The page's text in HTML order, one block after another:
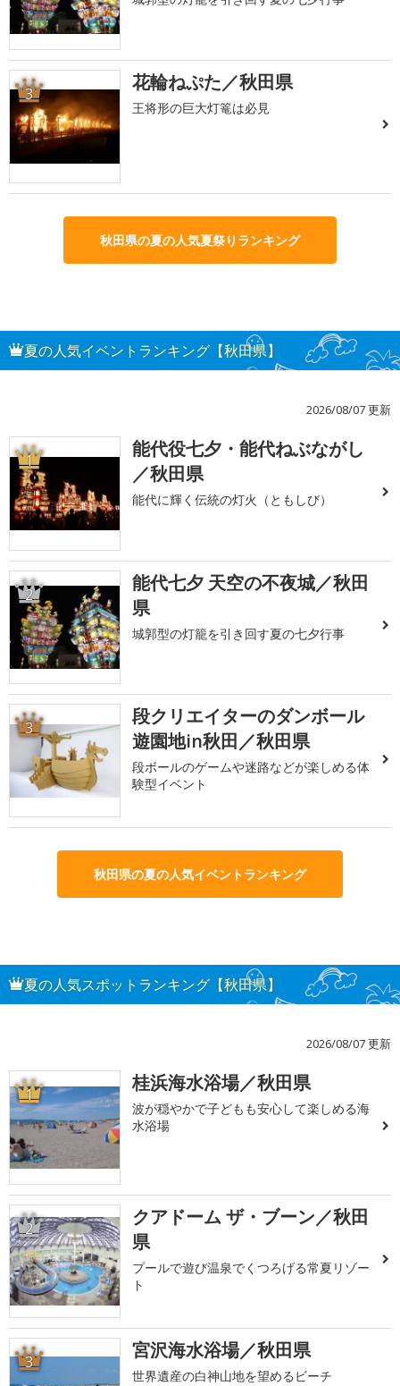
3 花輪ねぷた／秋田県
王将形の巨大灯篭は必見
秋田県の夏の人気夏祭りランキング
夏の人気イベントランキング【秋田県】
2026/08/07 更新
1
能代役七夕・能代ねぶながし
／秋田県
能代に輝く伝統の灯火（ともしび）
2
能代七夕 天空の不夜城／秋田
県
城郭型の灯籠を引き回す夏の七夕行事
3
段クリエイターのダンボール
遊園地in秋田／秋田県
段ボールのゲームや迷路などが楽しめる体
験型イベント
秋田県の夏の人気イベントランキング
夏の人気スポットランキング【秋田県】
2026/08/07 更新
1 桂浜海水浴場／秋田県
波が穏やかで子どもも安心して楽しめる海
水浴場
2
クアドーム ザ・ブーン／秋田
県
プールで遊び温泉でくつろげる常夏リゾー
ト
3 宮沢海水浴場／秋田県
世界遺産の白神山地を望めるビーチ